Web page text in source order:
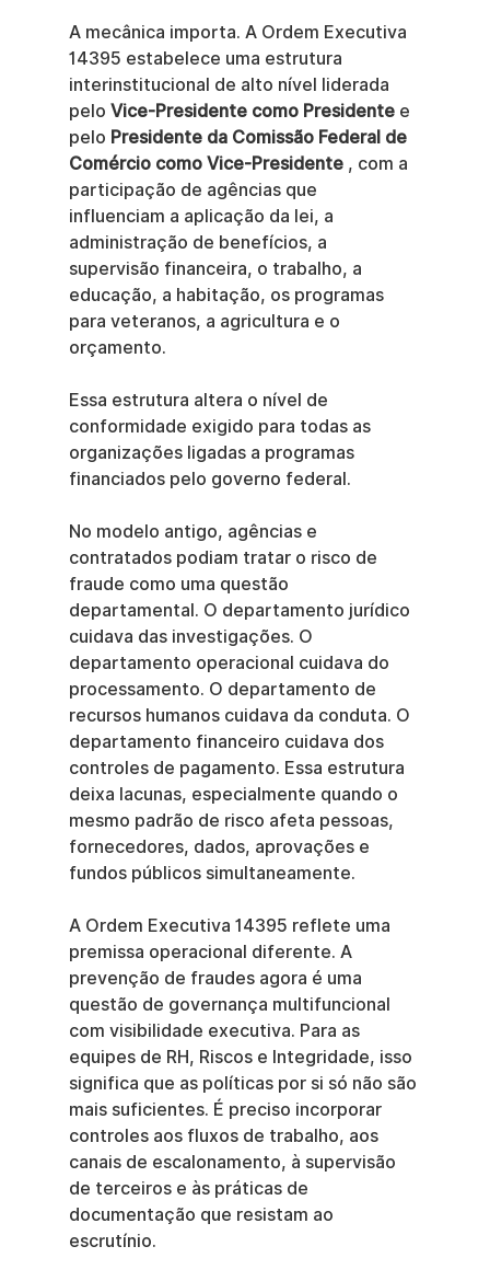
A mecânica importa. A Ordem Executiva
14395 estabelece uma estrutura
interinstitucional de alto nível liderada
pelo Vice-Presidente como Presidente e
pelo Presidente da Comissão Federal de
Comércio como Vice-Presidente , com a
participação de agências que
influenciam a aplicação da lei, a
administração de benefícios, a
supervisão financeira, o trabalho, a
educação, a habitação, os programas
para veteranos, a agricultura e o
orçamento.
Essa estrutura altera o nível de
conformidade exigido para todas as
organizações ligadas a programas
financiados pelo governo federal.
No modelo antigo, agências e
contratados podiam tratar o risco de
fraude como uma questão
departamental. O departamento jurídico
cuidava das investigações. O
departamento operacional cuidava do
processamento. O departamento de
recursos humanos cuidava da conduta. O
departamento financeiro cuidava dos
controles de pagamento. Essa estrutura
deixa lacunas, especialmente quando o
mesmo padrão de risco afeta pessoas,
fornecedores, dados, aprovações e
fundos públicos simultaneamente.
A Ordem Executiva 14395 reflete uma
premissa operacional diferente. A
prevenção de fraudes agora é uma
questão de governança multifuncional
com visibilidade executiva. Para as
equipes de RH, Riscos e Integridade, isso
significa que as políticas por si só não são
mais suficientes. É preciso incorporar
controles aos fluxos de trabalho, aos
canais de escalonamento, à supervisão
de terceiros e às práticas de
documentação que resistam ao
escrutínio.